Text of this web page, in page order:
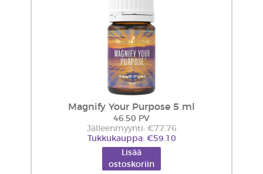
Magnify Your Purpose 5 ml
46.50 PV
Jälleenmyynti: €77.76
Tukkukauppa: €59.10
Lisää
ostoskoriin